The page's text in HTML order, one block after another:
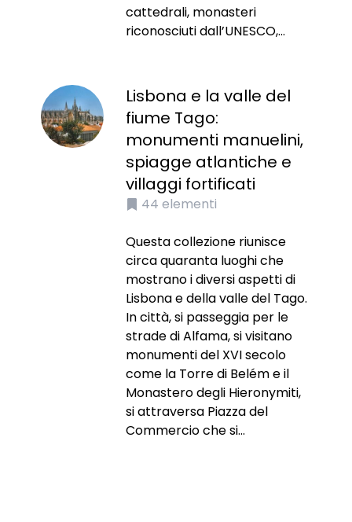
cattedrali, monasteri
riconosciuti dall’UNESCO,...
Lisbona e la valle del
fiume Tago:
monumenti manuelini,
spiagge atlantiche e
villaggi fortificati
44 elementi
Questa collezione riunisce
circa quaranta luoghi che
mostrano i diversi aspetti di
Lisbona e della valle del Tago.
In città, si passeggia per le
strade di Alfama, si visitano
monumenti del XVI secolo
come la Torre di Belém e il
Monastero degli Hieronymiti,
si attraversa Piazza del
Commercio che si...